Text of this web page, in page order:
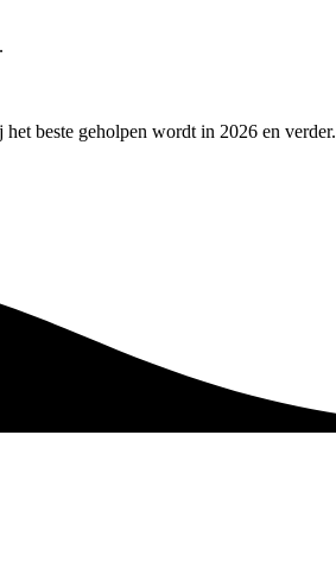
het beste geholpen wordt in 2026 en verder.